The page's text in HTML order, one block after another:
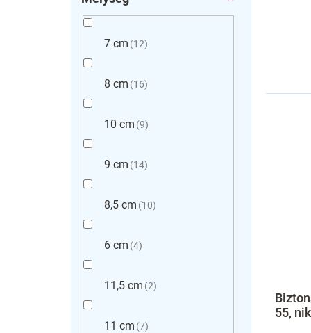
7 cm 12
8 cm 16
10 cm 9
9 cm 14
8,5 cm 10
6 cm 4
11,5 cm 2
11 cm 7
55,